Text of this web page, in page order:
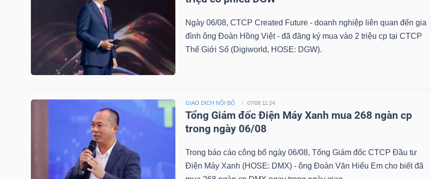
Ngày 06/08, CTCP Created Future - doanh nghiệp liên quan đến gia
đình ông Đoàn Hồng Việt - đã đăng ký mua vào 2 triệu cp tại CTCP
Thế Giới Số (Digiworld, HOSE: DGW).
GIAO DỊCH NỘI BỘ 07/08 11:24
Tổng Giám đốc Điện Máy Xanh mua 268 ngàn cp
trong ngày 06/08
Trong báo cáo công bố ngày 06/08, Tổng Giám đốc CTCP Đầu tư
Điện Máy Xanh (HOSE: DMX) - ông Đoàn Văn Hiểu Em cho biết đã
TRUY
LIỆU
Ngành